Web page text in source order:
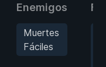
Enemigos
Muertes
Fáciles